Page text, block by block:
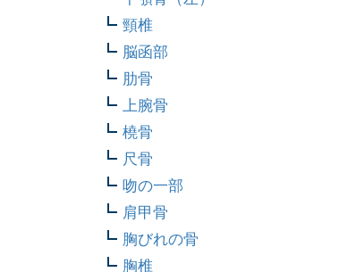
頸椎
脳函部
肋骨
上腕骨
橈骨
尺骨
吻の一部
肩甲骨
胸びれの骨
胸椎